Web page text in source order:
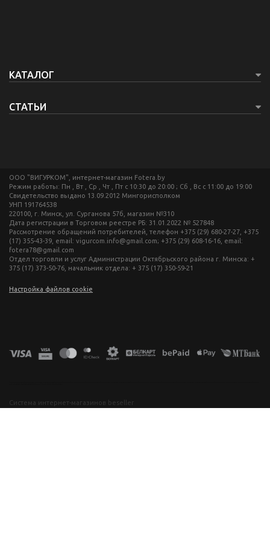
КАТАЛОГ
СТАТЬИ
ООО "ВИГУРКОМ", интернет-магазин Fotera.by
Режим работы: Пн , Вт , Ср , Чт , Пт c 10:30 до 20:00 ; Сб , Вс c 11:00 до 19:00
Свидетельство выдано 13.09.2012 Мингорисполком
УНП 191764538
220100, г. Минск, ул. Сурганова 57б, магазин №310
Дата регистрации в Торговом реестре РБ: 31.01.2022 № 527848
Рассмотрение обращений потребителей, телефон +375 (29) 680-27-27, +375
(17) 355-43-39, email: vigurcom.info@gmail.com; +375 (29) 608-16-16, email:
fotera78@gmail.com
Отдел торговли и услуг Администрации Октябрьского района г. Минска: +
375 (17) 373-50-76, начальник отдела: + 375 (17) 350-59-21
Настройка файлов cookie
Система интернет-магазинов beseller